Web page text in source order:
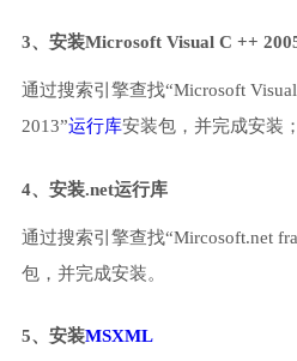
3、安装Microsoft Visual C ++
通过搜索引擎查找“Microsoft
2013”运行库安装包，并完成安装；
4、安装.net运行库
通过搜索引擎查找“Mircosoft.net
包，并完成安装。
5、安装MSXML